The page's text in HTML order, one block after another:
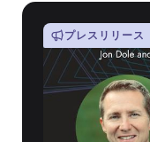
プレスリリース